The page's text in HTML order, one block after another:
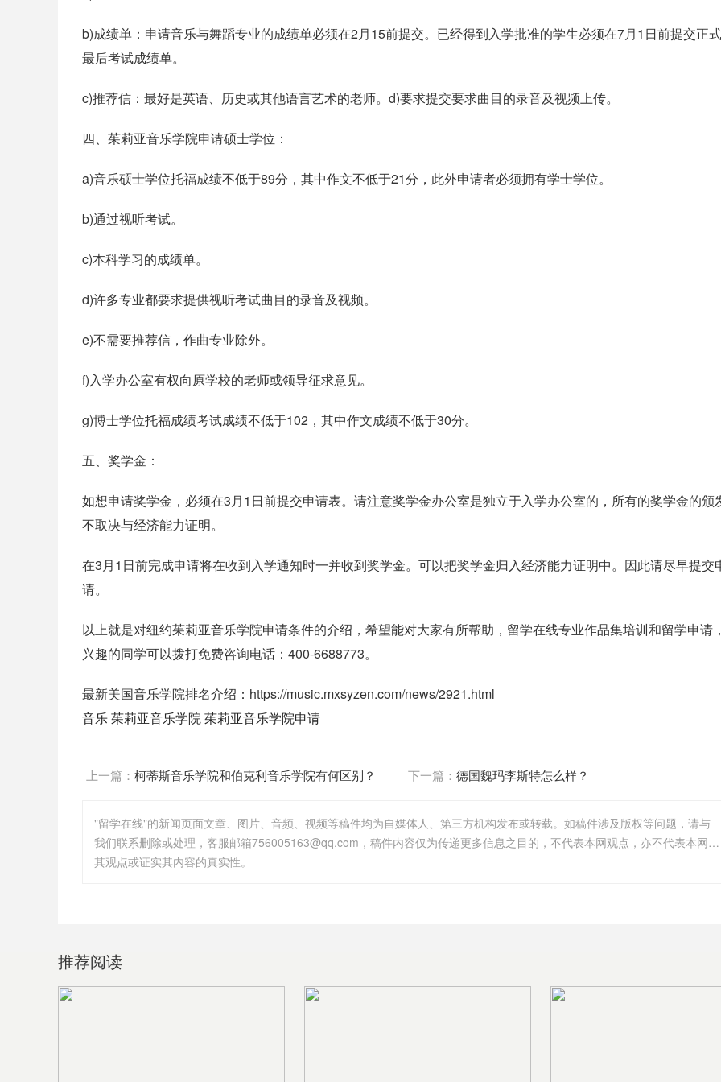
b)成绩单：申请音乐与舞蹈专业的成绩单必须在2月15前提交。已经得到入学批准的学生必须在7月1日前提交正
最后考试成绩单。
c)推荐信：最好是英语、历史或其他语言艺术的老师。d)要求提交要求曲目的录音及视频上传。
四、茱莉亚音乐学院申请硕士学位：
a)音乐硕士学位托福成绩不低于89分，其中作文不低于21分，此外申请者必须拥有学士学位。
b)通过视听考试。
c)本科学习的成绩单。
d)许多专业都要求提供视听考试曲目的录音及视频。
e)不需要推荐信，作曲专业除外。
f)入学办公室有权向原学校的老师或领导征求意见。
g)博士学位托福成绩考试成绩不低于102，其中作文成绩不低于30分。
五、奖学金：
如想申请奖学金，必须在3月1日前提交申请表。请注意奖学金办公室是独立于入学办公室的，所有的奖学金的颁
不取决与经济能力证明。
在3月1日前完成申请将在收到入学通知时一并收到奖学金。可以把奖学金归入经济能力证明中。因此请尽早提交
请。
以上就是对纽约茱莉亚音乐学院申请条件的介绍，希望能对大家有所帮助，留学在线专业作品集培训和留学申请
兴趣的同学可以拨打免费咨询电话：400-6688773。
最新美国音乐学院排名介绍：https://music.mxsyzen.com/news/2921.html
音乐茱莉亚音乐学院茱莉亚音乐学院申请
上一篇： 柯蒂斯音乐学院和伯克利音乐学院有何区别？ 下一篇： 德国魏玛李斯特怎么样？
"留学在线"的新闻页面文章、图片、音频、视频等稿件均为自媒体人、第三方机构发布或转载。如稿件涉及版权等问题，请与
我们联系删除或处理，客服邮箱756005163@qq.com，稿件内容仅为传递更多信息之目的，不代表本网观点，亦不代表本网站赞同
其观点或证实其内容的真实性。
推荐阅读